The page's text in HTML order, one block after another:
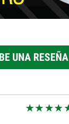
UNA RESEÑA